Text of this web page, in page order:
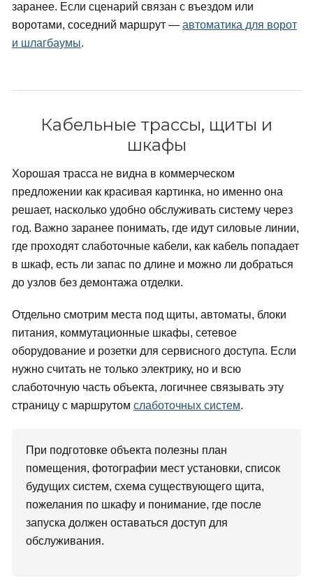
заранее. Если сценарий связан с въездом или
воротами, соседний маршрут — автоматика для ворот
и шлагбаумы.
Кабельные трассы, щиты и
шкафы
Хорошая трасса не видна в коммерческом
предложении как красивая картинка, но именно она
решает, насколько удобно обслуживать систему через
год. Важно заранее понимать, где идут силовые линии,
где проходят слаботочные кабели, как кабель попадает
в шкаф, есть ли запас по длине и можно ли добраться
до узлов без демонтажа отделки.
Отдельно смотрим места под щиты, автоматы, блоки
питания, коммутационные шкафы, сетевое
оборудование и розетки для сервисного доступа. Если
нужно считать не только электрику, но и всю
слаботочную часть объекта, логичнее связывать эту
страницу с маршрутом слаботочных систем.
При подготовке объекта полезны план
помещения, фотографии мест установки, список
будущих систем, схема существующего щита,
пожелания по шкафу и понимание, где после
запуска должен оставаться доступ для
обслуживания.